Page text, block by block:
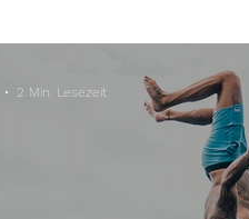
Berufliche Vision
2 Min. Lesezeit